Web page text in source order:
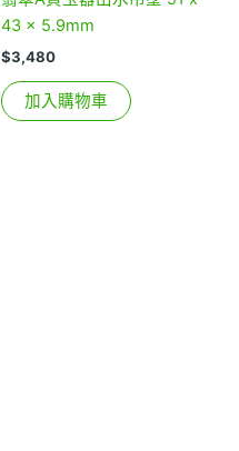
43 x 5.9mm
$3,480
加入購物車